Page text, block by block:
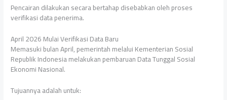
Pencairan dilakukan secara bertahap disebabkan oleh proses
verifikasi data penerima.
April 2026 Mulai Verifikasi Data Baru
Memasuki bulan April, pemerintah melalui Kementerian Sosial
Republik Indonesia melakukan pembaruan Data Tunggal Sosial
Ekonomi Nasional.
Tujuannya adalah untuk: